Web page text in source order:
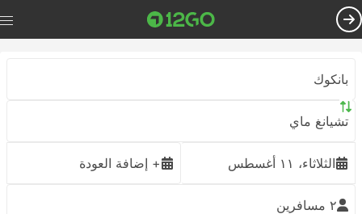
بانكوك
تشيانغ ماي
الثلاثاء، ١١ أغسطس + إضافة العودة
٢ مسافرين